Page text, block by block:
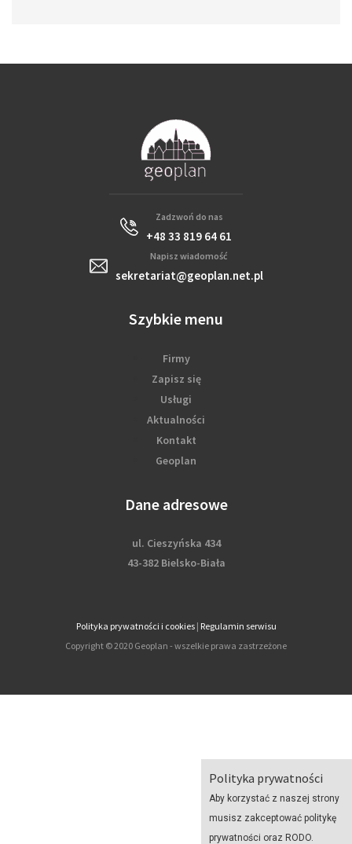
Polityka prywatności
Aby korzystać z naszej strony
musisz zakceptować politykę
prywatności oraz RODO.
Zadzwoń do nas
+48 33 819 64 61
Napisz wiadomość
sekretariat@geoplan.net.pl
Szybkie menu
Firmy
Zapisz się
Usługi
Aktualności
Kontakt
Geoplan
Dane adresowe
ul. Cieszyńska 434
43-382 Bielsko-Biała
Polityka prywatności i cookies| Regulamin serwisu
Copyright © 2020 Geoplan - wszelkie prawa zastrzeżone